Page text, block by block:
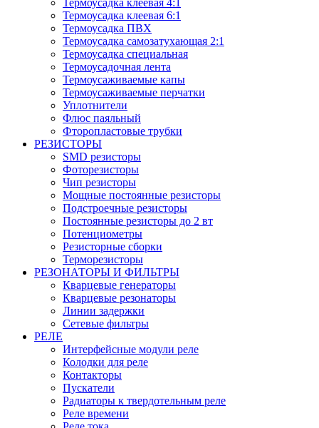
Термоусадка клеевая 6:1
Термоусадка ПВХ
Термоусадка самозатухающая 2:1
Термоусадка специальная
Термоусадочная лента
Термоусаживаемые капы
Термоусаживаемые перчатки
Уплотнители
Флюс паяльный
Фторопластовые трубки
РЕЗИСТОРЫ
SMD резисторы
Фоторезисторы
Чип резисторы
Мощные постоянные резисторы
Подстроечные резисторы
Постоянные резисторы до 2 вт
Потенциометры
Резисторные сборки
Терморезисторы
РЕЗОНАТОРЫ И ФИЛЬТРЫ
Кварцевые генераторы
Кварцевые резонаторы
Линии задержки
Сетевые фильтры
РЕЛЕ
Интерфейсные модули реле
Колодки для реле
Контакторы
Пускатели
Радиаторы к твердотельным реле
Реле времени